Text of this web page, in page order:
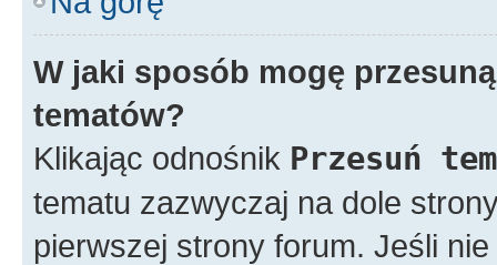
W jaki sposób mogę
tematów?
Klikając odnośnik Przesuń
tematu zazwyczaj na dole
pierwszej strony forum. Jeśli